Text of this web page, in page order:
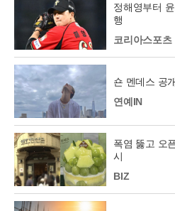
정해영부터
행
코리아스포츠
숀 멘데스 공
연예IN
폭염 뚫고 오
시
BIZ